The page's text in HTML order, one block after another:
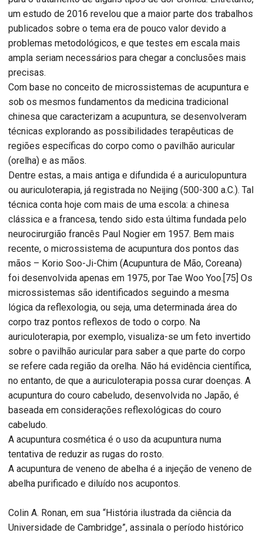
um estudo de 2016 revelou que a maior parte dos trabalhos
publicados sobre o tema era de pouco valor devido a
problemas metodológicos, e que testes em escala mais
ampla seriam necessários para chegar a conclusões mais
precisas.
Com base no conceito de microssistemas de acupuntura e
sob os mesmos fundamentos da medicina tradicional
chinesa que caracterizam a acupuntura, se desenvolveram
técnicas explorando as possibilidades terapêuticas de
regiões específicas do corpo como o pavilhão auricular
(orelha) e as mãos.
Dentre estas, a mais antiga e difundida é a auriculopuntura
ou auriculoterapia, já registrada no Neijing (500-300 a.C.). Tal
técnica conta hoje com mais de uma escola: a chinesa
clássica e a francesa, tendo sido esta última fundada pelo
neurocirurgião francês Paul Nogier em 1957. Bem mais
recente, o microssistema de acupuntura dos pontos das
mãos – Korio Soo-Ji-Chim (Acupuntura de Mão, Coreana)
foi desenvolvida apenas em 1975, por Tae Woo Yoo.[75] Os
microssistemas são identificados seguindo a mesma
lógica da reflexologia, ou seja, uma determinada área do
corpo traz pontos reflexos de todo o corpo. Na
auriculoterapia, por exemplo, visualiza-se um feto invertido
sobre o pavilhão auricular para saber a que parte do corpo
se refere cada região da orelha. Não há evidência científica,
no entanto, de que a auriculoterapia possa curar doenças. A
acupuntura do couro cabeludo, desenvolvida no Japão, é
baseada em considerações reflexológicas do couro
cabeludo.
A acupuntura cosmética é o uso da acupuntura numa
tentativa de reduzir as rugas do rosto.
A acupuntura de veneno de abelha é a injeção de veneno de
abelha purificado e diluído nos acupontos.
Colin A. Ronan, em sua “História ilustrada da ciência da
Universidade de Cambridge”, assinala o período histórico